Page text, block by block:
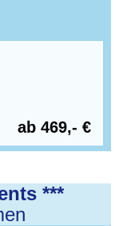
ab 469,- €
***